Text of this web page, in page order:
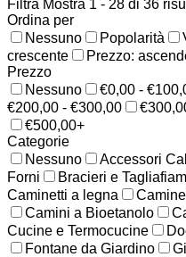
Filtra Mostra 1 - 28 di 36
Ordina per
Nessuno
Popolarità
crescente
Prezzo:
Prezzo
Nessuno
€0,00 -
€200,00 - €300,00
€500,00+
Categorie
Nessuno
Accessori
Forni
Bracieri e
Caminetti a legna
Camini a Bioetanolo
Cucine e Termocucine
Fontane da Giardino